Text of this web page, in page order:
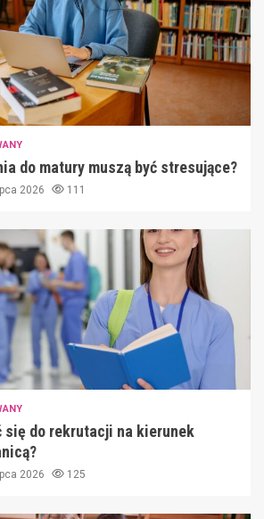
do matury muszą być stresujące?
2026 111
się do rekrutacji na kierunek
2026 125